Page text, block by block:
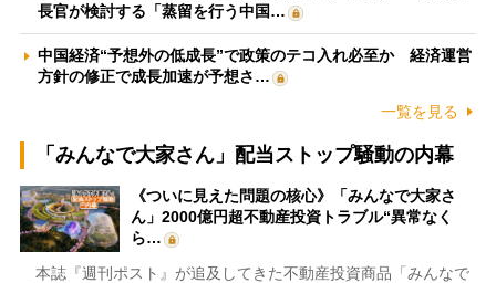
長官が検討する「蒸留を行う中国…
中国経済“予想外の低成長”で政策のテコ入れ必至か 経済運営
方針の修正で成長加速が予想さ…
一覧を見る
「みんなで大家さん」配当ストップ騒動の内幕
《ついに見えた問題の核心》「みんなで大家さ
ん」2000億円超不動産投資トラブル“異常なく
ら…
本誌『週刊ポスト』が追及してきた不動産投資商品「みんなで